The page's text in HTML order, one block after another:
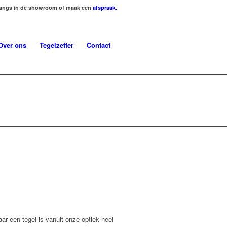
in de showroom of maak een afspraak.
ons Tegelzetter Contact
een tegel is vanuit onze optiek heel